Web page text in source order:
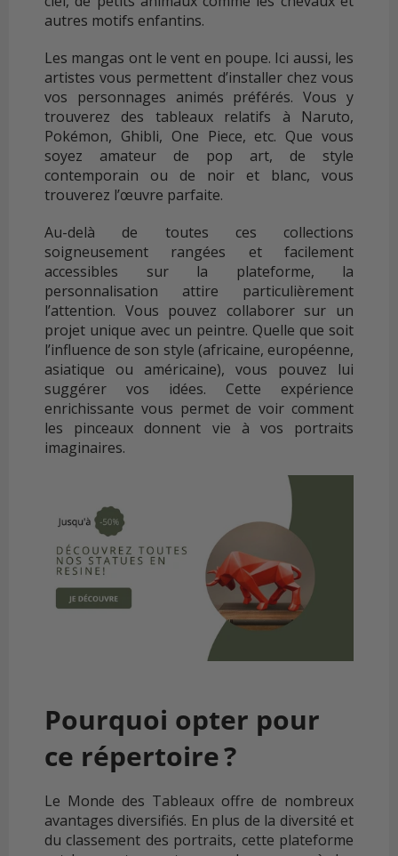
autres motifs enfantins.
Les mangas ont le vent en poupe. Ici aussi, les
artistes vous permettent d’installer chez vous
vos personnages animés préférés. Vous y
trouverez des tableaux relatifs à Naruto,
Pokémon, Ghibli, One Piece, etc. Que vous
soyez amateur de pop art, de style
contemporain ou de noir et blanc, vous
trouverez l’œuvre parfaite.
Au-delà de toutes ces collections
soigneusement rangées et facilement
accessibles sur la plateforme, la
personnalisation attire particulièrement
l’attention. Vous pouvez collaborer sur un
projet unique avec un peintre. Quelle que soit
l’influence de son style (africaine, européenne,
asiatique ou américaine), vous pouvez lui
suggérer vos idées. Cette expérience
enrichissante vous permet de voir comment
les pinceaux donnent vie à vos portraits
imaginaires.
Pourquoi opter pour
ce répertoire ?
Le Monde des Tableaux offre de nombreux
avantages diversifiés. En plus de la diversité et
du classement des portraits, cette plateforme